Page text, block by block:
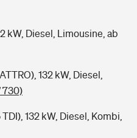
kW, Diesel, Limousine, ab
132 kW, Diesel,
730)
132 kW, Diesel, Kombi,